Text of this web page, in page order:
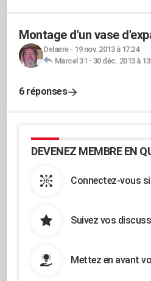
Montage d'un vase
Delaere- 19 nov. 2013 à 17:24
Marcel 31 - 30 déc. 2013 à
6 réponses
DEVENEZ MEMBRE EN
Connectez-vous
Suivez vos
Mettez en avant